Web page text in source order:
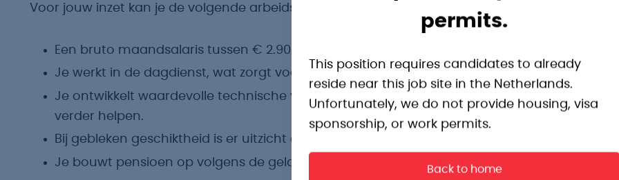
permits.
This position requires candidates to already
reside near this job site in the Netherlands.
Unfortunately, we do not provide housing, visa
sponsorship, or work permits.
Back to home
Voor jouw inzet kan je de volgende arbeidsvoorwaarden verwachten:
Een bruto maandsalaris tussen € 2.900,- en € 3.150,-, afhankelijk van je ervaring.
Je werkt in de dagdienst, wat zorgt voor een goede balans tussen werk en privé.
Je ontwikkelt waardevolle technische vaardigheden en kennis die je loopbaan
verder helpen.
Bij gebleken geschiktheid is er uitzicht op een langdurig dienstverband.
Je bouwt pensioen op volgens de geldende regelingen.